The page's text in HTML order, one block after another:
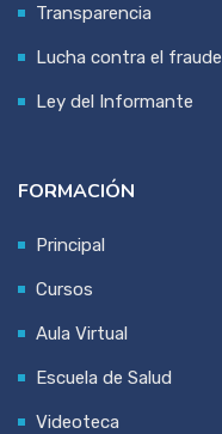
Transparencia
Lucha contra el fraude
Ley del Informante
FORMACIÓN
Principal
Cursos
Aula Virtual
Escuela de Salud
Videoteca